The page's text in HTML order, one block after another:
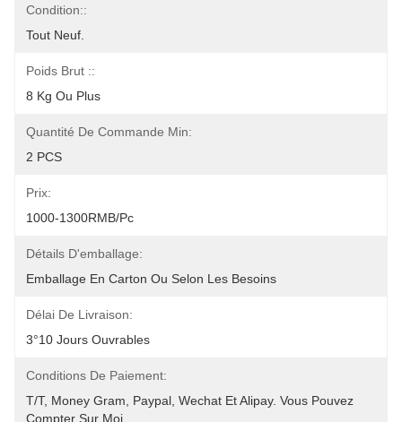
Condition::
Tout Neuf.
Poids Brut ::
8 Kg Ou Plus
Quantité De Commande Min:
2 PCS
Prix:
1000-1300RMB/Pc
Détails D'emballage:
Emballage En Carton Ou Selon Les Besoins
Délai De Livraison:
3°10 Jours Ouvrables
Conditions De Paiement:
T/T, Money Gram, Paypal, Wechat Et Alipay. Vous Pouvez
Compter Sur Moi.